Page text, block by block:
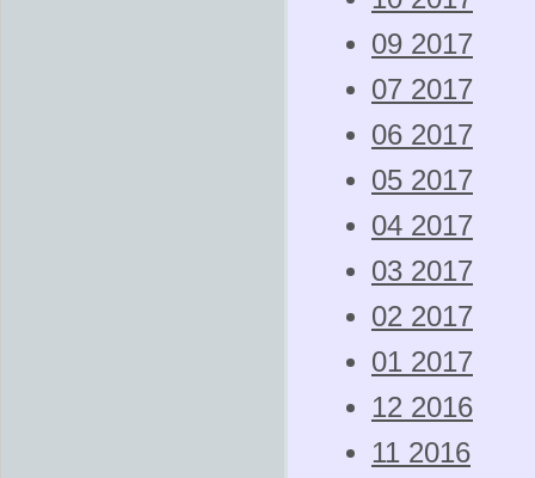
09 2017
07 2017
06 2017
05 2017
04 2017
03 2017
02 2017
01 2017
12 2016
11 2016